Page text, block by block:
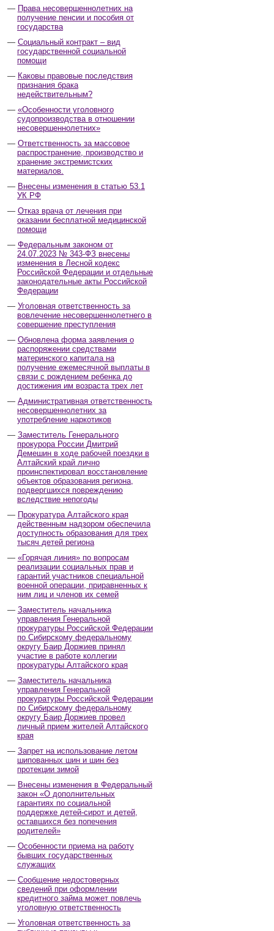
Права несовершеннолетних на
получение пенсии и пособия от
государства
Социальный контракт – вид
государственной социальной
помощи
Каковы правовые последствия
признания брака
недействительным?
«Особенности уголовного
судопроизводства в отношении
несовершеннолетних»
Ответственность за массовое
распространение, производство и
хранение экстремистских
материалов.
Внесены изменения в статью 53.1
УК РФ
Отказ врача от лечения при
оказании бесплатной медицинской
помощи
Федеральным законом от
24.07.2023 № 343-ФЗ внесены
изменения в Лесной кодекс
Российской Федерации и отдельные
законодательные акты Российской
Федерации
Уголовная ответственность за
вовлечение несовершеннолетнего в
совершение преступления
Обновлена форма заявления о
распоряжении средствами
материнского капитала на
получение ежемесячной выплаты в
связи с рождением ребенка до
достижения им возраста трех лет
Административная ответственность
несовершеннолетних за
употребление наркотиков
Заместитель Генерального
прокурора России Дмитрий
Демешин в ходе рабочей поездки в
Алтайский край лично
проинспектировал восстановление
объектов образования региона,
подвергшихся повреждению
вследствие непогоды
Прокуратура Алтайского края
действенным надзором обеспечила
доступность образования для трех
тысяч детей региона
«Горячая линия» по вопросам
реализации социальных прав и
гарантий участников специальной
военной операции, приравненных к
ним лиц и членов их семей
Заместитель начальника
управления Генеральной
прокуратуры Российской Федерации
по Сибирскому федеральному
округу Баир Доржиев принял
участие в работе коллегии
прокуратуры Алтайского края
Заместитель начальника
управления Генеральной
прокуратуры Российской Федерации
по Сибирскому федеральному
округу Баир Доржиев провел
личный прием жителей Алтайского
края
Запрет на использование летом
шипованных шин и шин без
протекции зимой
Внесены изменения в Федеральный
закон «О дополнительных
гарантиях по социальной
поддержке детей-сирот и детей,
оставшихся без попечения
родителей»
Особенности приема на работу
бывших государственных
служащих
Сообщение недостоверных
сведений при оформлении
кредитного займа может повлечь
уголовную ответственность
Уголовная ответственность за